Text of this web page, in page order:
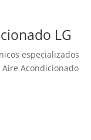
LG
especializados
Acondicionado